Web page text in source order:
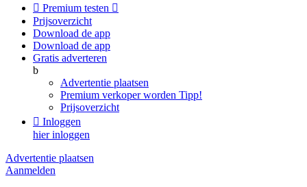
 Premium testen 
Prijsoverzicht
Download de app
Download de app
Gratis adverteren
b
Advertentie plaatsen
Premium verkoper worden Tipp!
Prijsoverzicht
 Inloggen
hier inloggen
Advertentie plaatsen
Aanmelden